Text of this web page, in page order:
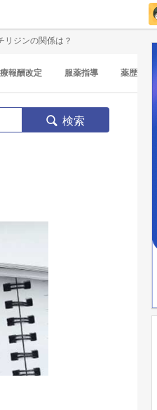
リジンの関係は？
報酬改定 服薬指導 薬歴
検索